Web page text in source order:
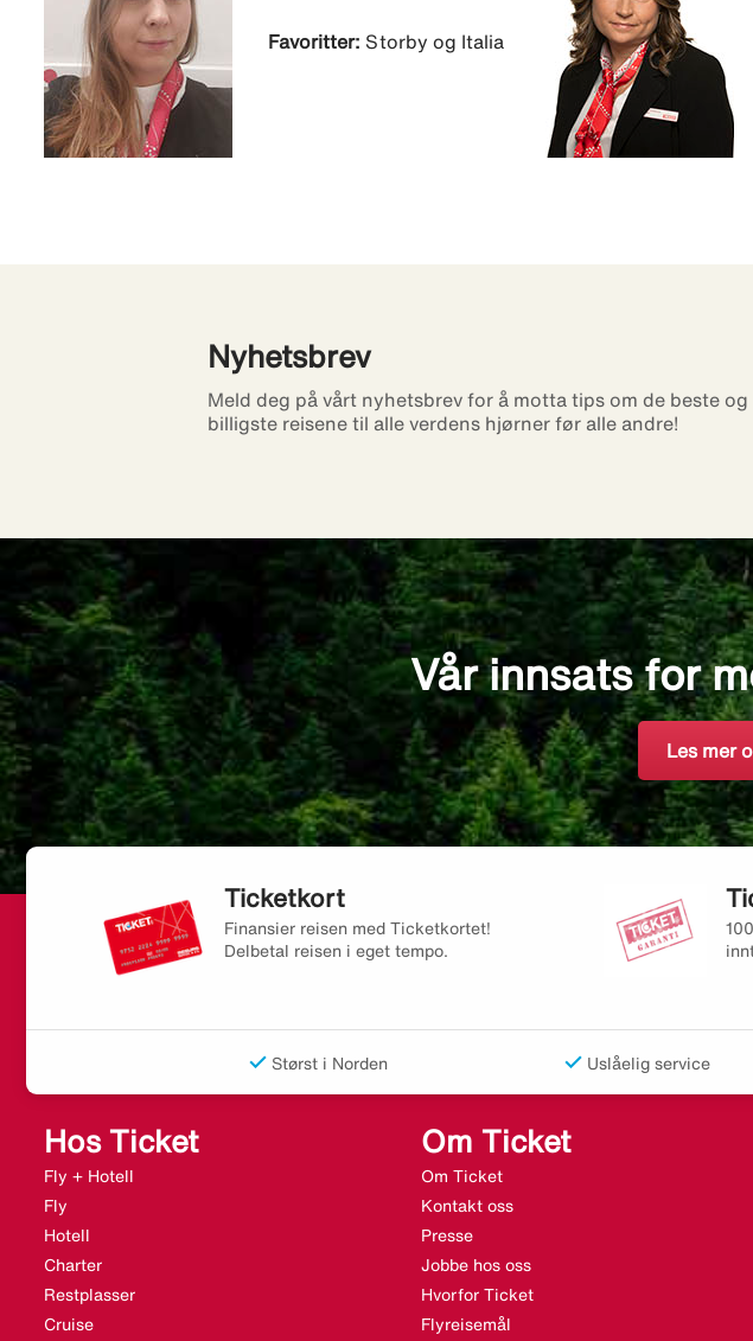
Favoritter: Storby og Italia
Nyhetsbrev
Meld deg på vårt nyhetsbrev for å motta tips om de beste og
billigste reisene til alle verdens hjørner før alle andre!
Vår innsats for
Les mer
Ticketkort
Finansier reisen med Ticketkortet!
Delbetal reisen i eget tempo.
Størst i Norden Uslåelig service
Hos Ticket
Fly + Hotell
Fly
Hotell
Charter
Restplasser
Cruise
Om Ticket
Om Ticket
Kontakt oss
Presse
Jobbe hos oss
Hvorfor Ticket
Flyreisemål